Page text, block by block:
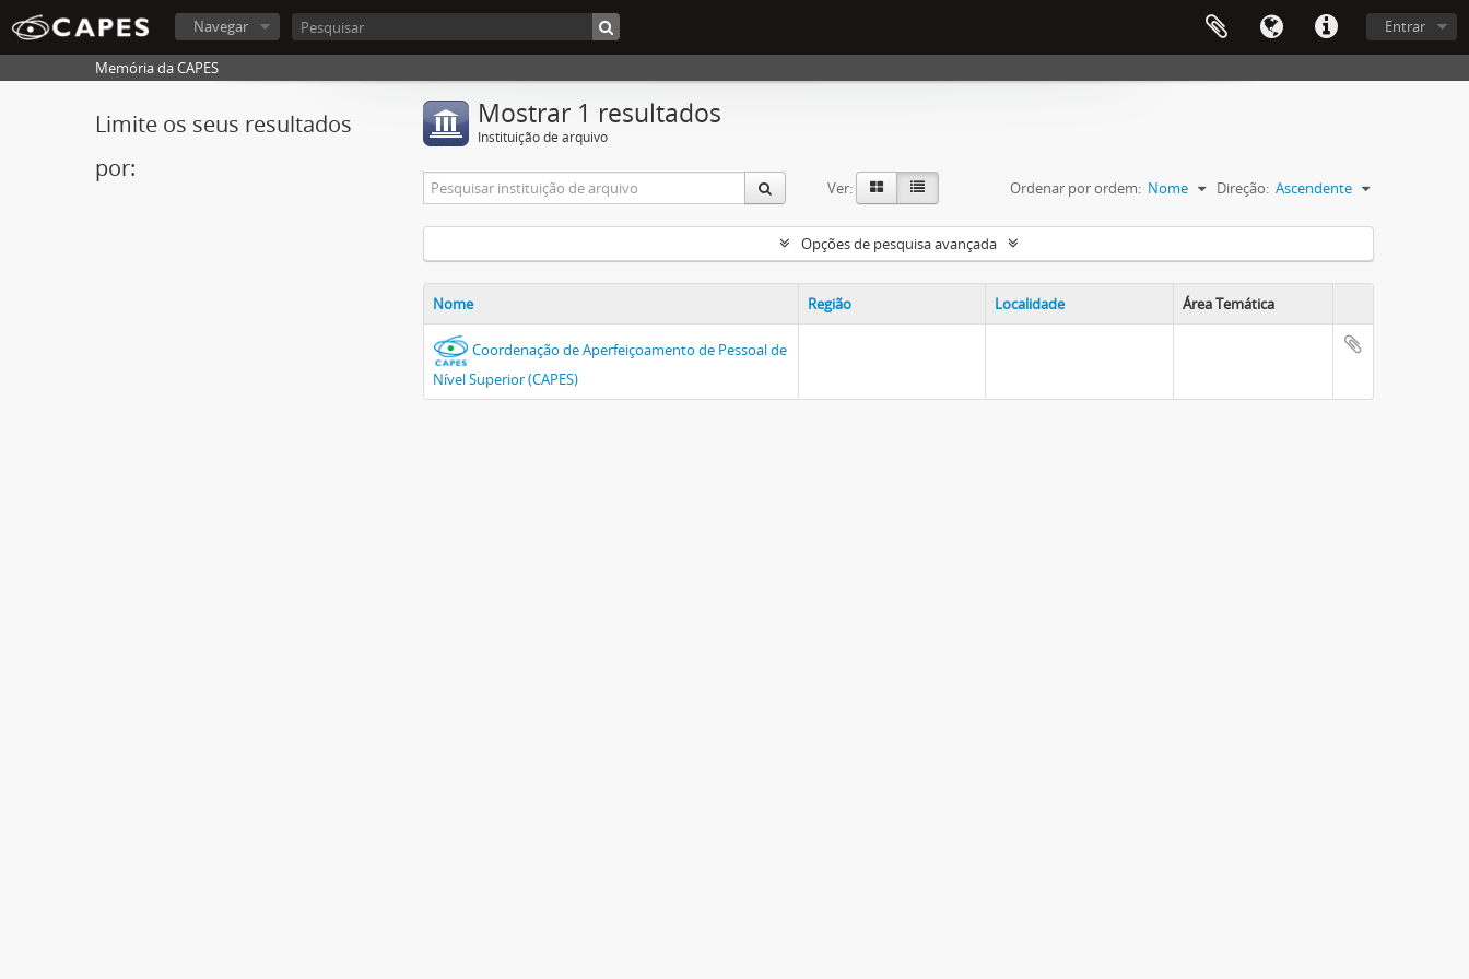
Entrar
Navegar
Memória da CAPES
Limite os seus resultados
por:
Mostrar 1 resultados
Instituição de arquivo
Ver: Ordenar por ordem: Nome Direção: Ascendente
Opções de pesquisa avançada
Nome Região Localidade Área Temática
Coordenação de Aperfeiçoamento de Pessoal de
Nível Superior (CAPES)